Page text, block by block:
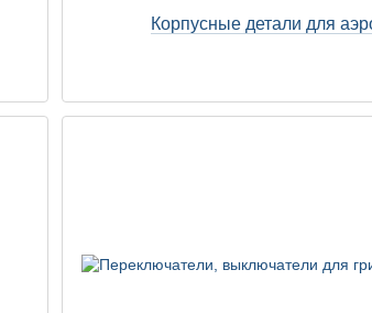
Корпусные детали для